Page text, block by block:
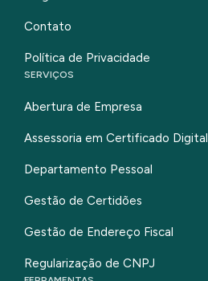
Contato
Política de Privacidade
SERVIÇOS
Abertura de Empresa
Assessoria em Certificado Digital
Departamento Pessoal
Gestão de Certidões
Gestão de Endereço Fiscal
Regularização de CNPJ